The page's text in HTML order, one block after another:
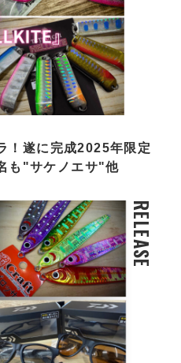
！遂に完成2025年限定
も"サケノエサ"他
RELEASE